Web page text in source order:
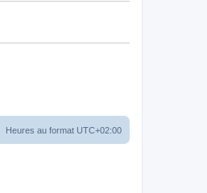
Heures au format UTC+02:00